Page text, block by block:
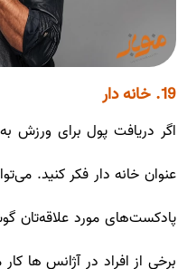
19. خانه دار
اگر دریافت پول برای ورزش
عنوان خانه دار فکر کنید.
پادکست‌های مورد علاقه‌تان
برخی از افراد در آژانس ها